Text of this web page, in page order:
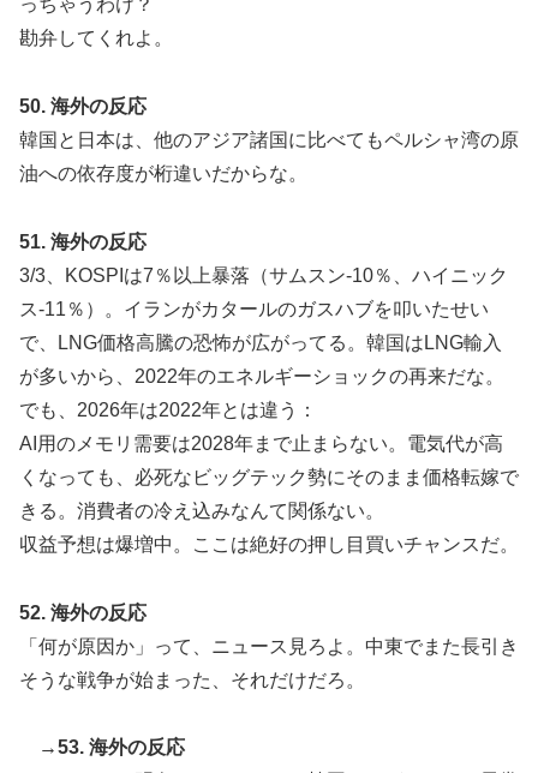
っちゃうわけ？
勘弁してくれよ。
50. 海外の反応
韓国と日本は、他のアジア諸国に比べてもペルシャ湾の原
油への依存度が桁違いだからな。
51. 海外の反応
3/3、KOSPIは7％以上暴落（サムスン-10％、ハイニック
ス-11％）。イランがカタールのガスハブを叩いたせい
で、LNG価格高騰の恐怖が広がってる。韓国はLNG輸入
が多いから、2022年のエネルギーショックの再来だな。
でも、2026年は2022年とは違う：
AI用のメモリ需要は2028年まで止まらない。電気代が高
くなっても、必死なビッグテック勢にそのまま価格転嫁で
きる。消費者の冷え込みなんて関係ない。
収益予想は爆増中。ここは絶好の押し目買いチャンスだ。
52. 海外の反応
「何が原因か」って、ニュース見ろよ。中東でまた長引き
そうな戦争が始まった、それだけだろ。
→53. 海外の反応